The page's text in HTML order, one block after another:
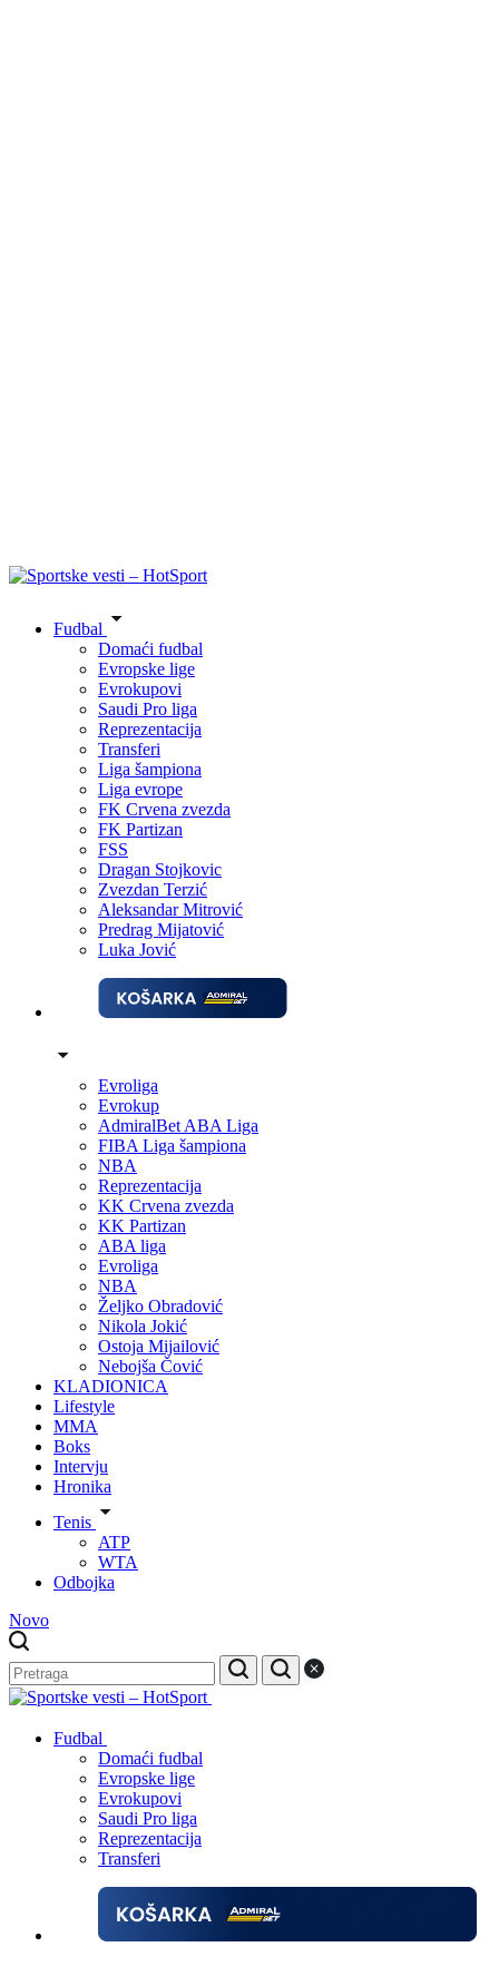
Fudbal
Domaći fudbal
Evropske lige
Evrokupovi
Saudi Pro liga
Reprezentacija
Transferi
Liga šampiona
Liga evrope
FK Crvena zvezda
FK Partizan
FSS
Dragan Stojkovic
Zvezdan Terzić
Aleksandar Mitrović
Predrag Mijatović
Luka Jović
Evroliga
Evrokup
AdmiralBet ABA Liga
FIBA Liga šampiona
NBA
Reprezentacija
KK Crvena zvezda
KK Partizan
ABA liga
Evroliga
NBA
Željko Obradović
Nikola Jokić
Ostoja Mijailović
Nebojša Čović
KLADIONICA
Lifestyle
MMA
Boks
Intervju
Hronika
Tenis
ATP
WTA
Odbojka
Novo
Fudbal
Domaći fudbal
Evropske lige
Evrokupovi
Saudi Pro liga
Reprezentacija
Transferi